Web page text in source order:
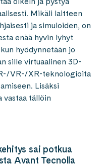
Mikäli laitteen
ja simuloiden, on
enää hyvin lyhyt
hyödynnetään jo
sille virtuaalinen 3D-
VR-/XR-teknologioita
Lisäksi
vastaa tällöin
sai potkua
Avant Tecnolla